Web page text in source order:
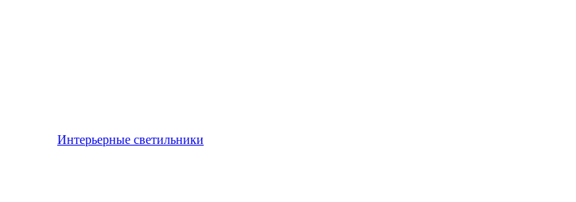
Интерьерные светильники